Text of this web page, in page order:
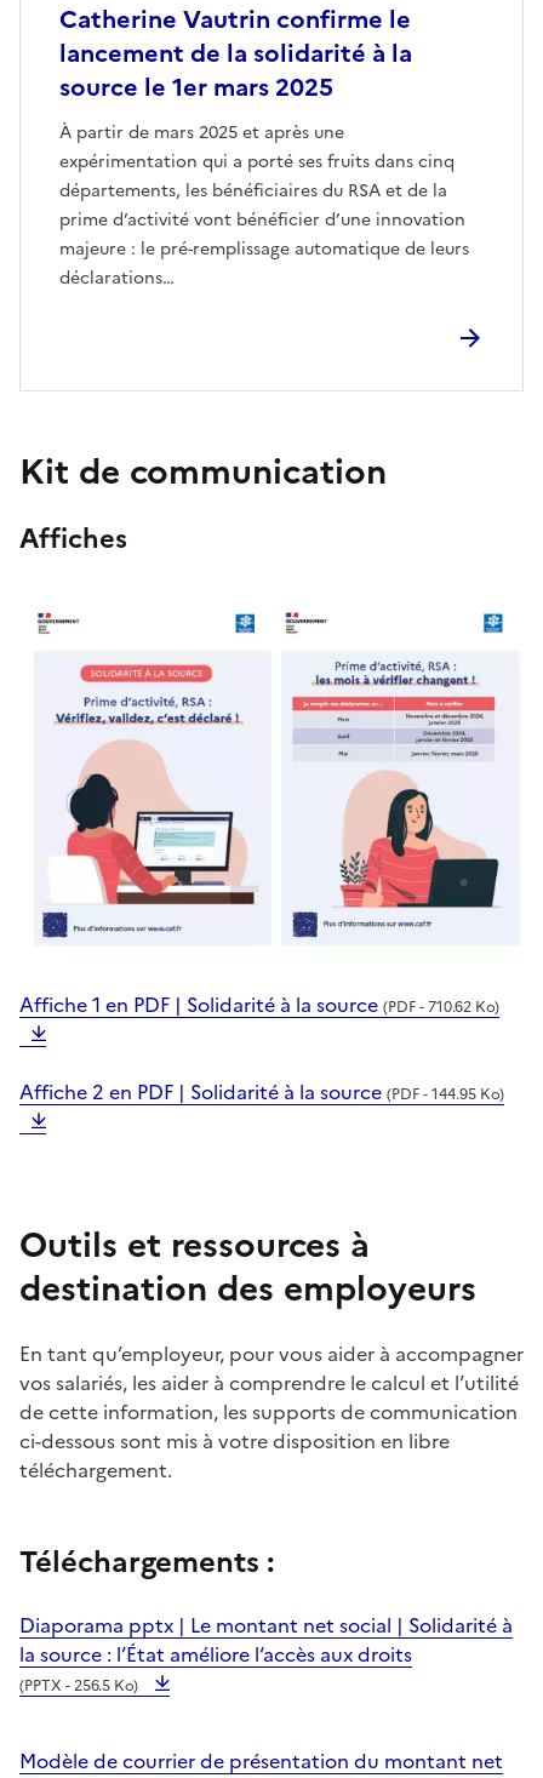
Catherine Vautrin confirme le
lancement de la solidarité à la
source le 1er mars 2025
À partir de mars 2025 et après une
expérimentation qui a porté ses fruits dans cinq
départements, les bénéficiaires du RSA et de la
prime d’activité vont bénéficier d’une innovation
majeure : le pré-remplissage automatique de leurs
déclarations…
Kit de communication
Affiches
Affiche 1 en PDF | Solidarité à la source (PDF - 710.62 Ko)
Affiche 2 en PDF | Solidarité à la source (PDF - 144.95 Ko)
Outils et ressources à
destination des employeurs
En tant qu’employeur, pour vous aider à accompagner
vos salariés, les aider à comprendre le calcul et l’utilité
de cette information, les supports de communication
ci-dessous sont mis à votre disposition en libre
téléchargement.
Téléchargements :
Diaporama pptx | Le montant net social | Solidarité à
la source : l’État améliore l‘accès aux droits
(PPTX - 256.5 Ko)
Modèle de courrier de présentation du montant net